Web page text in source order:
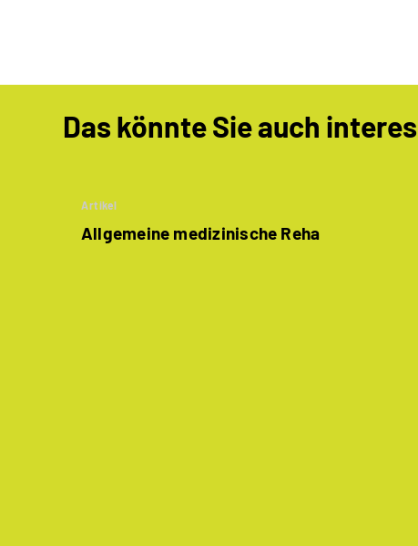
Das könnte Sie auch
Artikel
Allgemeine medizinische Reha